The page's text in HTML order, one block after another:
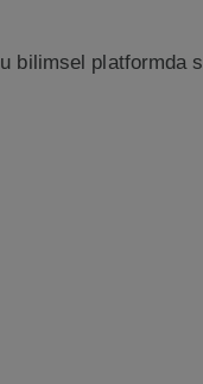
bilimsel platformda